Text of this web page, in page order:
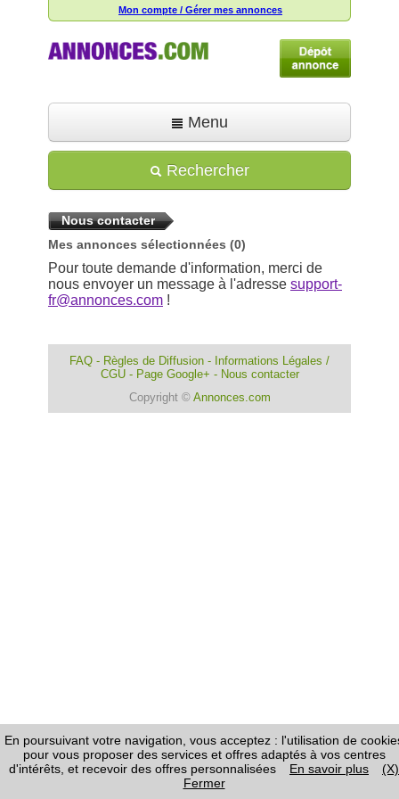
Mon compte / Gérer mes annonces
Menu
Déposer une annonce
Toutes les annonces
Aide
Rechercher
Nous contacter
Mes annonces sélectionnées (0)
Pour toute demande d'information, merci de
nous envoyer un message à l'adresse support-
fr@annonces.com !
FAQ - Règles de Diffusion - Informations Légales /
CGU- Page Google+ - Nous contacter
Copyright © Annonces.com
En poursuivant votre navigation, vous acceptez : l'utilisation de
pour vous proposer des services et offres adaptés à vos centres
d'intérêts, et recevoir des offres personnalisées
En savoir plus
(X)
Fermer